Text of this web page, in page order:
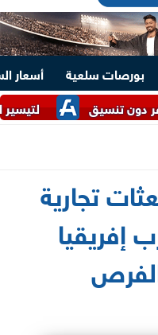
بورصات سلعية
أسعار
لتيسير الإجراءات.. وزارتا
تجارية